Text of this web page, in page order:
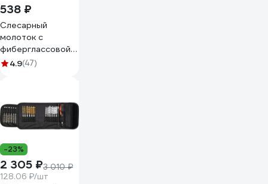
538 ₽
Слесарный
молоток с
фиберглассовой
рукояткой KENDO
4.9(47)
-23%
2 305 ₽3 010 ₽
128.06 ₽/шт